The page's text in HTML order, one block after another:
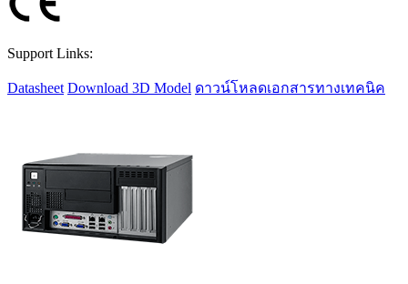
Support Links:
Datasheet Download 3D Model ดาวน์โหลดเอกสารทางเทคนิค